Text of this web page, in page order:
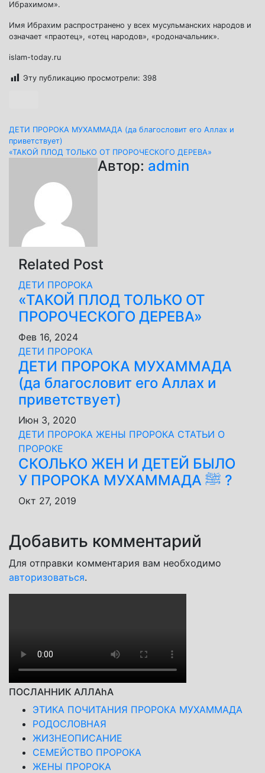
Ибрахимом».
Имя Ибрахим распространено у всех мусульманских народов и
означает «праотец», «отец народов», «родоначальник».
islam-today.ru
Эту публикацию просмотрели: 398
Навигация
по
записям
ДЕТИ ПРОРОКА МУХАММАДА (да благословит его Аллах и
приветствует)
«ТАКОЙ ПЛОД ТОЛЬКО ОТ ПРОРОЧЕСКОГО ДЕРЕВА»
Автор: admin
Related Post
ДЕТИ ПРОРОКА
«ТАКОЙ ПЛОД ТОЛЬКО ОТ
ПРОРОЧЕСКОГО ДЕРЕВА»
Фев 16, 2024
ДЕТИ ПРОРОКА
ДЕТИ ПРОРОКА МУХАММАДА
(да благословит его Аллах и
приветствует)
Июн 3, 2020
ДЕТИ ПРОРОКА ЖЕНЫ ПРОРОКА СТАТЬИ О
ПРОРОКЕ
СКОЛЬКО ЖЕН И ДЕТЕЙ БЫЛО
У ПРОРОКА МУХАММАДА ﷺ ?
Окт 27, 2019
Добавить комментарий
Для отправки комментария вам необходимо
авторизоваться.
ПОСЛАННИК АЛЛАhА
ЭТИКА ПОЧИТАНИЯ ПРОРОКА МУХАММАДА
РОДОСЛОВНАЯ
ЖИЗНЕОПИСАНИЕ
СЕМЕЙСТВО ПРОРОКА
ЖЕНЫ ПРОРОКА